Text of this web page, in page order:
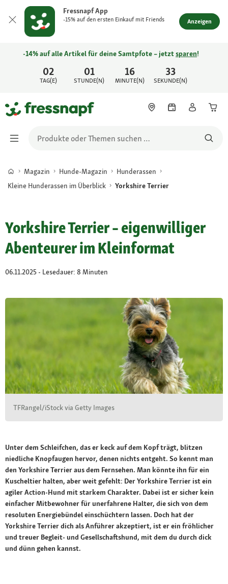
Fressnapf App
-15% auf den ersten Einkauf mit Friends Anzeigen
02
TAG(E)
01
STUNDE(N)
16
MINUTE(N)
33
SEKUNDE(N)
-14% auf alle Artikel für deine Samtpfote – jetztsparen!
Magazin Hunde-Magazin
Hunderassen
Kleine Hunderassen im Überblick
Yorkshire Terrier
Yorkshire Terrier – eigenwilliger
Abenteurer im Kleinformat
06.11.2025 - Lesedauer: 8 Minuten
TFRangel/iStock via Getty Images
Unter dem Schleifchen, das er keck auf dem Kopf trägt, blitzen
niedliche Knopfaugen hervor, denen nichts entgeht. So kennt man
den Yorkshire Terrier aus dem Fernsehen. Man könnte ihn für ein
Kuscheltier halten, aber weit gefehlt: Der Yorkshire Terrier ist ein
agiler Action-Hund mit starkem Charakter. Dabei ist er sicher kein
einfacher Mitbewohner für unerfahrene Halter, die sich von dem
resoluten Energiebündel einschüchtern lassen. Doch hat der
Yorkshire Terrier dich als Anführer akzeptiert, ist er ein fröhlicher
und treuer Begleit- und Gesellschaftshund, mit dem du durch dick
und dünn gehen kannst.